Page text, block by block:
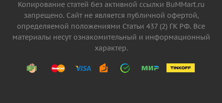
Копирование статей без активной ссылки BuMMart.ru
запрещено. Сайт не является публичной офертой,
определяемой положениями Статьи 437 (2) ГК РФ. Все
материалы несут ознакомительный и информационный
характер.